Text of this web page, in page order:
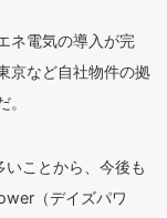
ネ電気の導入が完
京など自社物件の拠
ことから、今後も
（デイズパワ